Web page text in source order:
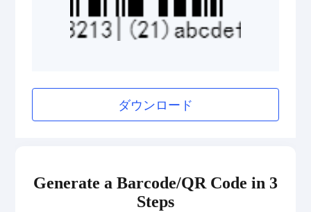
2D Codes
ダウンロード
Generate a Barcode/QR Code in 3
Steps